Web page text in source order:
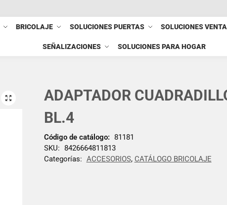
BRICOLAJE SOLUCIONES PUERTAS SOLUCIONES
SEÑALIZACIONES SOLUCIONES PARA HOGAR
ADAPTADOR
BL.4
Código de catálogo: 81181
SKU: 8426664811813
Categorías: ACCESORIOS, CATÁLOGO BRICOLAJE